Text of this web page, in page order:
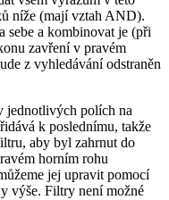
níže (mají vztah AND).
sebe a kombinovat je (při
zavření v pravém
z vyhledávání odstraněn
jednotlivých polích na
k poslednímu, takže
aby byl zahrnut do
horním rohu
jej upravit pomocí
výše. Filtry není možné